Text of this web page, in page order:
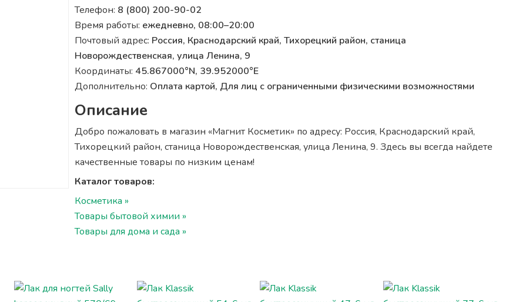
Телефон: 8 (800) 200-90-02
Время работы: ежедневно, 08:00–20:00
Почтовый адрес: Россия, Краснодарский край, Тихорецкий район, станица
Новорождественская, улица Ленина, 9
Координаты: 45.867000°N, 39.952000°E
Дополнительно: Оплата картой, Для лиц с ограниченными физическими возможностями
Описание
Добро пожаловать в магазин «Магнит Косметик» по адресу: Россия, Краснодарский край,
Тихорецкий район, станица Новорождественская, улица Ленина, 9. Здесь вы всегда найдете
качественные товары по низким ценам!
Каталог товаров:
Косметика »
Товары бытовой химии »
Товары для дома и сада »